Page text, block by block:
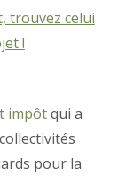
trouvez celui
!
impôtqui a
pour la